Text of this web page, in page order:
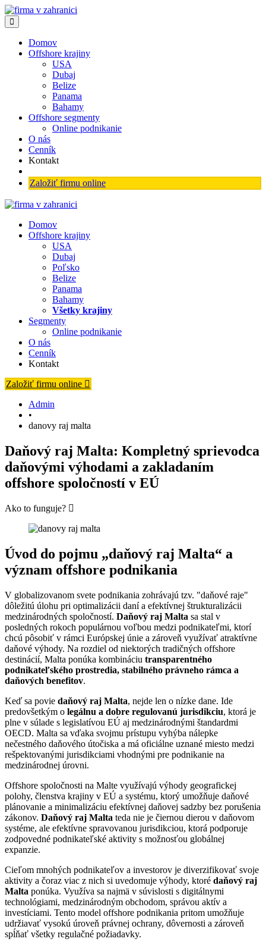
Domov
Offshore krajiny
USA
Dubaj
Belize
Panama
Bahamy
Offshore segmenty
Online podnikanie
O nás
Cenník
Kontakt
Založiť firmu online
Domov
Offshore krajiny
USA
Dubaj
Poľsko
Belize
Panama
Bahamy
Všetky krajiny
Segmenty
Online podnikanie
O nás
Cenník
Kontakt
Založiť firmu online
Admin
•
danovy raj malta
Daňový raj Malta: Kompletný sprievodca
daňovými výhodami a zakladaním
offshore spoločností v EÚ
Ako to funguje?
Úvod do pojmu „daňový raj Malta“ a
význam offshore podnikania
V globalizovanom svete podnikania zohrávajú tzv. "daňové raje"
dôležitú úlohu pri optimalizácii daní a efektívnej štrukturalizácii
medzinárodných spoločností. Daňový raj Malta sa stal v
posledných rokoch populárnou voľbou medzi podnikateľmi, ktorí
chcú pôsobiť v rámci Európskej únie a zároveň využívať atraktívne
daňové výhody. Na rozdiel od niektorých tradičných offshore
destinácií, Malta ponúka kombináciu transparentného
podnikateľského prostredia, stabilného právneho rámca a
daňových benefitov.
Keď sa povie daňový raj Malta, nejde len o nízke dane. Ide
predovšetkým o legálnu a dobre regulovanú jurisdikciu, ktorá je
plne v súlade s legislatívou EÚ aj medzinárodnými štandardmi
OECD. Malta sa vďaka svojmu prístupu vyhýba nálepke
nečestného daňového útočiska a má oficiálne uznané miesto medzi
rešpektovanými jurisdikciami vhodnými pre podnikanie na
medzinárodnej úrovni.
Offshore spoločnosti na Malte využívajú výhody geografickej
polohy, členstva krajiny v EÚ a systému, ktorý umožňuje daňové
plánovanie a minimalizáciu efektívnej daňovej sadzby bez porušenia
zákonov. Daňový raj Malta teda nie je čiernou dierou v daňovom
systéme, ale efektívne spravovanou jurisdikciou, ktorá podporuje
zodpovedné podnikateľské aktivity s možnosťou globálnej
expanzie.
Cieľom mnohých podnikateľov a investorov je diverzifikovať svoje
aktivity a čoraz viac z nich si uvedomuje výhody, ktoré daňový raj
Malta ponúka. Využíva sa najmä v súvislosti s digitálnymi
technológiami, medzinárodným obchodom, správou aktív a
investíciami. Tento model offshore podnikania pritom umožňuje
udržiavať vysokú úroveň právnej ochrany, dôvernosti a zároveň
spĺňať všetky regulačné požiadavky.